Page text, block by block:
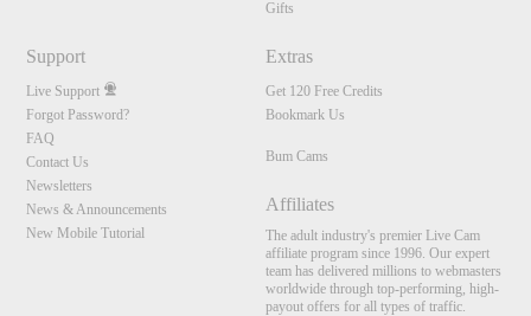
Gifts
Support
Live Support
Forgot Password?
FAQ
Contact Us
Newsletters
News & Announcements
New Mobile Tutorial
Extras
Get 120 Free Credits
Bookmark Us
Bum Cams
Affiliates
The adult industry's premier Live Cam
affiliate program since 1996. Our expert
team has delivered millions to webmasters
worldwide through top-performing, high-
payout offers for all types of traffic.